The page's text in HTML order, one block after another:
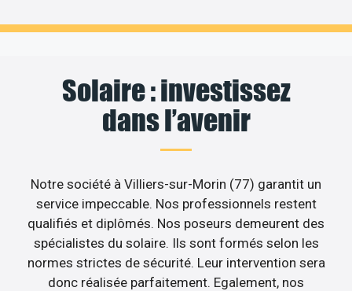
Solaire : investissez
dans l’avenir
Notre société à Villiers-sur-Morin (77) garantit un
service impeccable. Nos professionnels restent
qualifiés et diplômés. Nos poseurs demeurent des
spécialistes du solaire. Ils sont formés selon les
normes strictes de sécurité. Leur intervention sera
donc réalisée parfaitement. Egalement, nos